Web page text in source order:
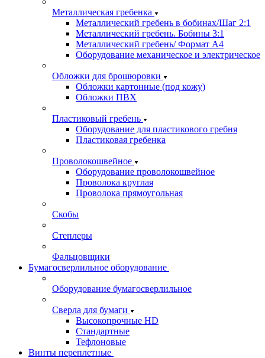
Металлическая гребенка
Металлический гребень в бобинах/Шаг 2:1
Металлический гребень. Бобины 3:1
Металлический гребень/ Формат А4
Оборудование механическое и электрическое
Обложки для брошюровки
Обложки картонные (под кожу)
Обложки ПВХ
Пластиковый гребень
Оборудование для пластикового гребня
Пластиковая гребенка
Проволокошвейное
Оборудование проволокошвейное
Проволока круглая
Проволока прямоугольная
Скобы
Степлеры
Фальцовщики
Бумагосверлильное оборудование
Оборудование бумагосверлильное
Сверла для бумаги
Высокопрочные HD
Стандартные
Тефлоновые
Винты переплетные